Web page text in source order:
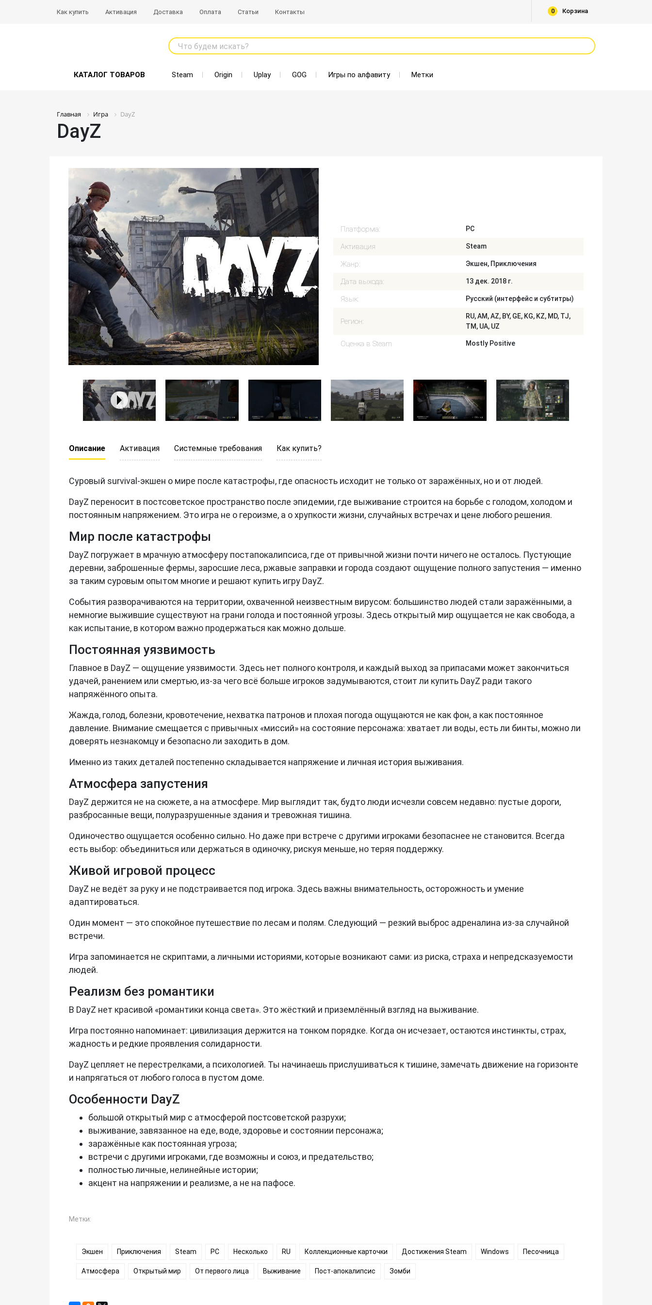
Как купить Активация Доставка Оплата Статьи Контакты Корзина
0
Что будем искать?
КАТАЛОГ ТОВАРОВ Steam Origin Uplay GOG Игры по алфавиту Метки
Главная Игра DayZ
DayZ
Платформа: PC
Активация Steam
Жанр: Экшен, Приключения
Дата выхода: 13 дек. 2018 г.
Язык: Русский (интерфейс и субтитры)
Регион:
RU, AM, AZ, BY, GE, KG, KZ, MD, TJ,
TM, UA, UZ
Оценка в Steam Mostly Positive
Описание Активация Системные требования Как купить?
Суровый survival-экшен о мире после катастрофы, где опасность исходит не только от заражённых, но и от людей.
DayZ переносит в постсоветское пространство после эпидемии, где выживание строится на борьбе с голодом, холодом и
постоянным напряжением. Это игра не о героизме, а о хрупкости жизни, случайных встречах и цене любого решения.
Мир после катастрофы
DayZ погружает в мрачную атмосферу постапокалипсиса, где от привычной жизни почти ничего не осталось. Пустующие
деревни, заброшенные фермы, заросшие леса, ржавые заправки и города создают ощущение полного запустения — именно
за таким суровым опытом многие и решают купить игру DayZ.
События разворачиваются на территории, охваченной неизвестным вирусом: большинство людей стали заражёнными, а
немногие выжившие существуют на грани голода и постоянной угрозы. Здесь открытый мир ощущается не как свобода, а
как испытание, в котором важно продержаться как можно дольше.
Постоянная уязвимость
Главное в DayZ — ощущение уязвимости. Здесь нет полного контроля, и каждый выход за припасами может закончиться
удачей, ранением или смертью, из-за чего всё больше игроков задумываются, стоит ли купить DayZ ради такого
напряжённого опыта.
Жажда, голод, болезни, кровотечение, нехватка патронов и плохая погода ощущаются не как фон, а как постоянное
давление. Внимание смещается с привычных «миссий» на состояние персонажа: хватает ли воды, есть ли бинты, можно ли
доверять незнакомцу и безопасно ли заходить в дом.
Именно из таких деталей постепенно складывается напряжение и личная история выживания.
Атмосфера запустения
DayZ держится не на сюжете, а на атмосфере. Мир выглядит так, будто люди исчезли совсем недавно: пустые дороги,
разбросанные вещи, полуразрушенные здания и тревожная тишина.
Одиночество ощущается особенно сильно. Но даже при встрече с другими игроками безопаснее не становится. Всегда
есть выбор: объединиться или держаться в одиночку, рискуя меньше, но теряя поддержку.
Живой игровой процесс
DayZ не ведёт за руку и не подстраивается под игрока. Здесь важны внимательность, осторожность и умение
адаптироваться.
Один момент — это спокойное путешествие по лесам и полям. Следующий — резкий выброс адреналина из-за случайной
встречи.
Игра запоминается не скриптами, а личными историями, которые возникают сами: из риска, страха и непредсказуемости
людей.
Реализм без романтики
В DayZ нет красивой «романтики конца света». Это жёсткий и приземлённый взгляд на выживание.
Игра постоянно напоминает: цивилизация держится на тонком порядке. Когда он исчезает, остаются инстинкты, страх,
жадность и редкие проявления солидарности.
DayZ цепляет не перестрелками, а психологией. Ты начинаешь прислушиваться к тишине, замечать движение на горизонте
и напрягаться от любого голоса в пустом доме.
Особенности DayZ
большой открытый мир с атмосферой постсоветской разрухи;
выживание, завязанное на еде, воде, здоровье и состоянии персонажа;
заражённые как постоянная угроза;
встречи с другими игроками, где возможны и союз, и предательство;
полностью личные, нелинейные истории;
акцент на напряжении и реализме, а не на пафосе.
Метки:
Экшен Приключения Steam PC Несколько RU Коллекционные карточки Достижения Steam Windows Песочница
Атмосфера Открытый мир От первого лица Выживание Пост-апокалипсис Зомби